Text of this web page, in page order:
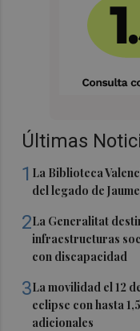
Últimas
1 La Biblioteca
del legado de
2La Generalitat
infraestructuras
con discapacidad
3La movilidad el 12
eclipse con hasta
adicionales